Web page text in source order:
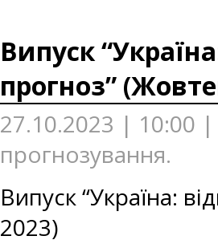
Випуск
прогноз”
27.10.2023 | 10:00 |
прогнозування.
Випуск “Україна:
2023)